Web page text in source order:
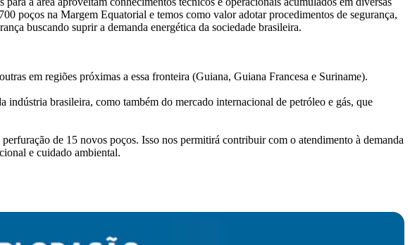
poços na Margem Equatorial e temos como valor adotar procedimentos de segurança,
buscando suprir a demanda energética da sociedade brasileira.
em regiões próximas a essa fronteira (Guiana, Guiana Francesa e Suriname).
indústria brasileira, como também do mercado internacional de petróleo e gás, que
de 15 novos poços. Isso nos permitirá contribuir com o atendimento à demanda
e cuidado ambiental.